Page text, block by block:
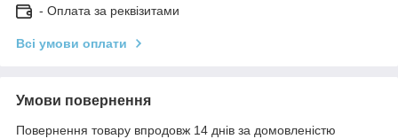
- Оплата за реквізитами
Всі умови оплати
Умови повернення
Повернення товару впродовж 14 днів за домовленістю